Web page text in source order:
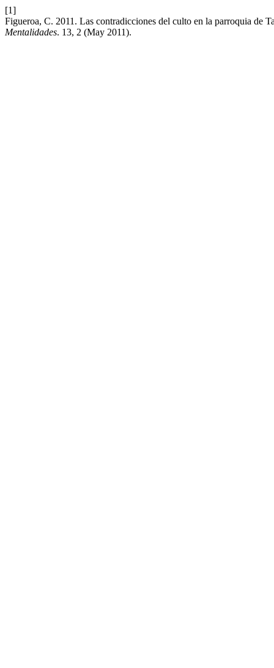
[1]
Figueroa, C. 2011. Las contradicciones del culto en la parroquia de
Mentalidades. 13, 2 (May 2011).